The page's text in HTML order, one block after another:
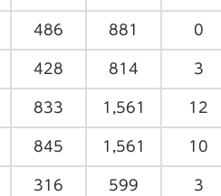
486 881 0
428 814 3
833 1,561 12
845 1,561 10
316 599 3